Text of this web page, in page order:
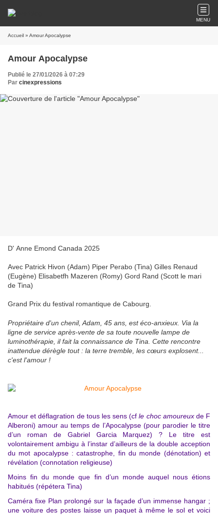
MENU
Accueil » Amour Apocalypse
Amour Apocalypse
Publié le 27/01/2026 à 07:29
Par cinexpressions
D' Anne Emond Canada 2025
Avec Patrick Hivon (Adam) Piper Perabo (Tina) Gilles Renaud
(Eugène) Elisabetfh Mazeren (Romy) Gord Rand (Scott le mari
de Tina)
Grand Prix du festival romantique de Cabourg.
Propriétaire d'un chenil, Adam, 45 ans, est éco-anxieux. Via la
ligne de service après-vente de sa toute nouvelle lampe de
luminothérapie, il fait la connaissance de Tina. Cette rencontre
inattendue dérègle tout : la terre tremble, les cœurs explosent...
c'est l'amour !
Amour et déflagration de tous les sens (cfle choc amoureuxde F
Alberoni) amour au temps de l’Apocalypse (pour parodier le titre
d’un roman de Gabriel Garcia Marquez) ? Le titre est
volontairement ambigu à l’instar d’ailleurs de la double acception
du mot apocalypse : catastrophe, fin du monde (dénotation) et
révélation (connotation religieuse)
Moins fin du monde que fin d’un monde auquel nous étions
habitués (répétera Tina)
Caméra fixe Plan prolongé sur la façade d’un immense hangar ;
une voiture des postes laisse un paquet à même le sol et voici